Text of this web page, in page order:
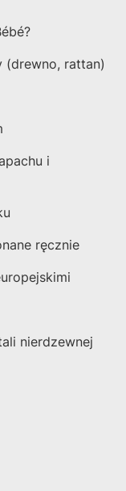
(drewno, rattan)
i
ręcznie
nierdzewnej